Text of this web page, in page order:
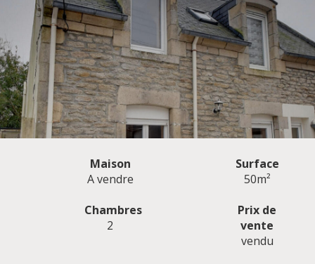
Maison
A vendre
Surface
50m²
Chambres
2
Prix de
vente
vendu